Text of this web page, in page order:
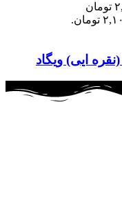
قیمت اصلی: ۲,۳۵۰,۰۰۰ تومان
ایی) ویگاد